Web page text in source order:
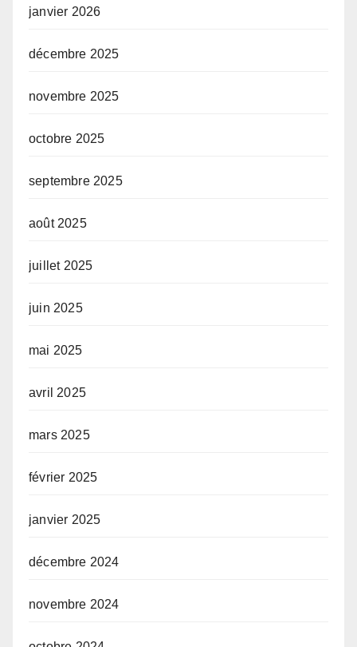
janvier 2026
décembre 2025
novembre 2025
octobre 2025
septembre 2025
août 2025
juillet 2025
juin 2025
mai 2025
avril 2025
mars 2025
février 2025
janvier 2025
décembre 2024
novembre 2024